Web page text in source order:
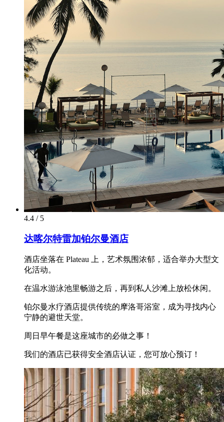
4.4 / 5
达喀尔特雷加铂尔曼酒店
酒店坐落在 Plateau 上，艺术氛围浓郁，适合举办大型文
化活动。
在温水游泳池里畅游之后，再到私人沙滩上放松休闲。
铂尔曼水疗酒店提供传统的摩洛哥浴室，成为寻找内心
宁静的避世天堂。
周日早午餐是这座城市的必做之事！
我们的酒店已获得安全酒店认证，您可放心预订！